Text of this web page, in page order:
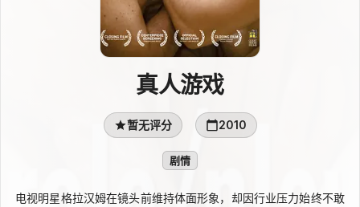
真人游戏
暂无评分 2010
剧情
电视明星格拉汉姆在镜头前维持体面形象，却因行业压力始终不敢